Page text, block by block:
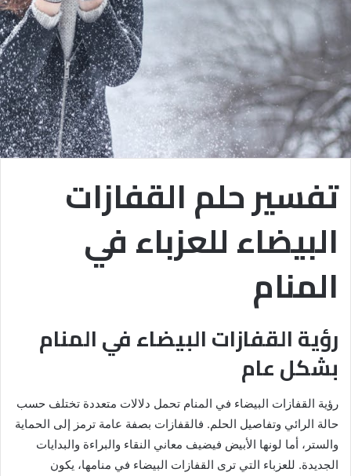
تفسير حلم القفازات
البيضاء للعزباء في
المنام
رؤية القفازات البيضاء في المنام
بشكل عام
رؤية القفازات البيضاء في المنام تحمل دلالات متعددة تختلف حسب
حالة الرائي وتفاصيل الحلم. فالقفازات بصفة عامة ترمز إلى الحماية
والستر، أما لونها الأبيض فيضيف معاني النقاء والبراءة والبدايات
الجديدة. للعزباء التي ترى القفازات البيضاء في منامها، يكون